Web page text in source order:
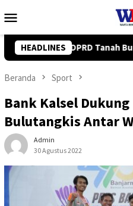
ke
Mobile
HEADLINES
Strategis ke BPJN
Beranda Sport
Bank Kalsel
Bulutangkis Antar
Admin
30 Agustus 2022